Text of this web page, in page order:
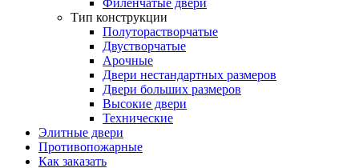
Филенчатые двери
Тип конструкции
Полуторастворчатые
Двустворчатые
Арочные
Двери нестандартных размеров
Двери больших размеров
Высокие двери
Технические
Элитные двери
Противопожарные
Как заказать